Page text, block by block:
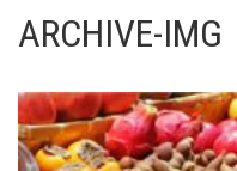
ARCHIVE-IMG